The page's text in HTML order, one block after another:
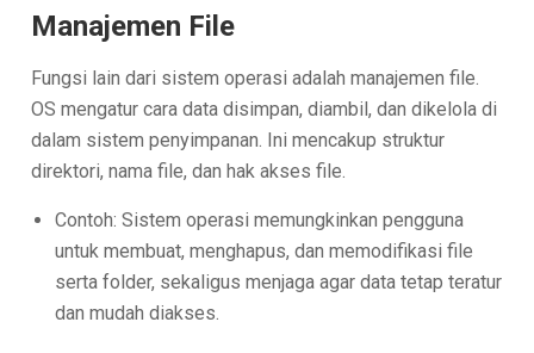
Manajemen File
Fungsi lain dari sistem operasi adalah manajemen file.
OS mengatur cara data disimpan, diambil, dan dikelola di
dalam sistem penyimpanan. Ini mencakup struktur
direktori, nama file, dan hak akses file.
Contoh: Sistem operasi memungkinkan pengguna
untuk membuat, menghapus, dan memodifikasi file
serta folder, sekaligus menjaga agar data tetap teratur
dan mudah diakses.